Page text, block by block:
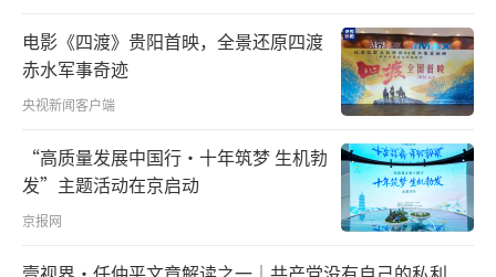
电影《四渡》贵阳首映，全景还原四渡
赤水军事奇迹
央视新闻客户端
“高质量发展中国行·十年筑梦 生机勃
发”主题活动在京启动
京报网